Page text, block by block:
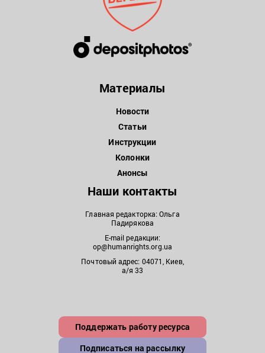
Материалы
Новости
Статьи
Инструкции
Колонки
Анонсы
Наши контакты
Главная редакторка: Ольга
Падирякова
E-mail редакции:
op@humanrights.org.ua
Почтовый адрес: 04071, Киев,
а/я 33
Поддержать работу ресурса
Подписаться на рассылку